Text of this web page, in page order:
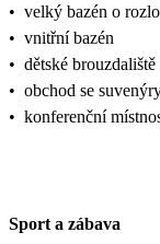
• velký bazén o
• vnitřní bazén
• dětské brouzdaliště
• obchod se
• konferenční
Sport a zábava